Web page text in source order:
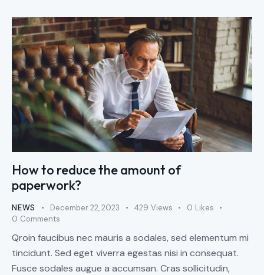
How to reduce the amount of
paperwork?
NEWS December 22, 2023 429 Views 0 Likes
0 Comments
Qroin faucibus nec mauris a sodales, sed elementum mi
tincidunt. Sed eget viverra egestas nisi in consequat.
Fusce sodales augue a accumsan. Cras sollicitudin,